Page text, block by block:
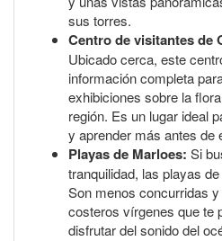
sus torres.
Centro de visitantes de
Ubicado cerca, este
información completa
exhibiciones sobre la
región. Es un lugar ideal
y aprender más antes de
Playas de Marloes: Si
tranquilidad, las playas
Son menos concurridas
costeros vírgenes que te
disfrutar del sonido del